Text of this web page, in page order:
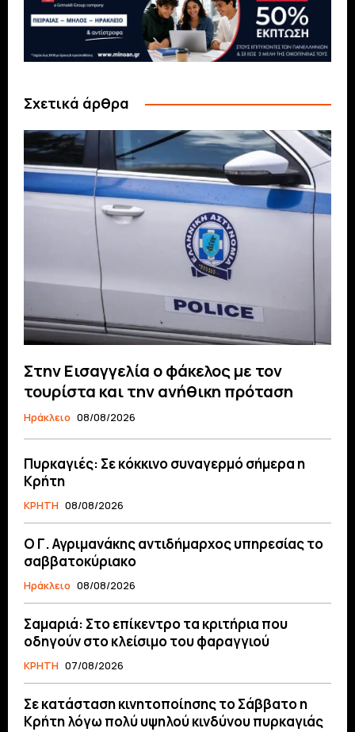
Σχετικά άρθρα
Στην Εισαγγελία ο φάκελος με τον
τουρίστα και την ανήθικη πρόταση
Ηράκλειο 08/08/2026
Πυρκαγιές: Σε κόκκινο συναγερμό σήμερα η
Κρήτη
ΚΡΗΤΗ 08/08/2026
Ο Γ. Αγριμανάκης αντιδήμαρχος υπηρεσίας το
σαββατοκύριακο
Ηράκλειο 08/08/2026
Σαμαριά: Στο επίκεντρο τα κριτήρια που
οδηγούν στο κλείσιμο του φαραγγιού
ΚΡΗΤΗ 07/08/2026
Σε κατάσταση κινητοποίησης το Σάββατο η
Κρήτη λόγω πολύ υψηλού κινδύνου πυρκαγιάς